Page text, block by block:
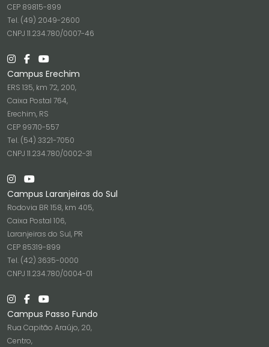
CEP 89815-899
Tel. (49) 2049-2600
CNPJ 11.234.780/0007-46
Campus Erechim
ERS 135, km 72, 200,
Caixa Postal 764,
Erechim, RS
CEP 99710-557
Tel. (54) 3321-7050
CNPJ 11.234.780/0002-31
Campus Laranjeiras do Sul
Rodovia BR 158, km 405,
Caixa Postal 106,
Laranjeiras do Sul, PR
CEP 85319-899
Tel. (42) 3635-0000
CNPJ 11.234.780/0004-01
Campus Passo Fundo
Rua Capitão Araújo, 20,
Centro,